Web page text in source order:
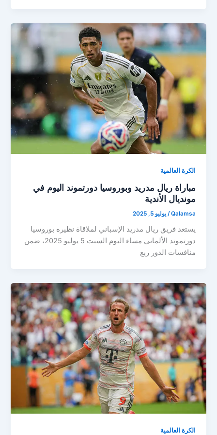
الكرة العالمية
مباراة ريال مدريد وبوروسيا دورتموند اليوم في
مونديال الأندية
Qalamsa
/يوليو 5, 2025
يستعد فريق ريال مدريد الإسباني لملاقاة نظيره بوروسيا
دورتموند الألماني مساء اليوم السبت 5 يوليو 2025، ضمن
منافسات الدور ربع
الكرة العالمية